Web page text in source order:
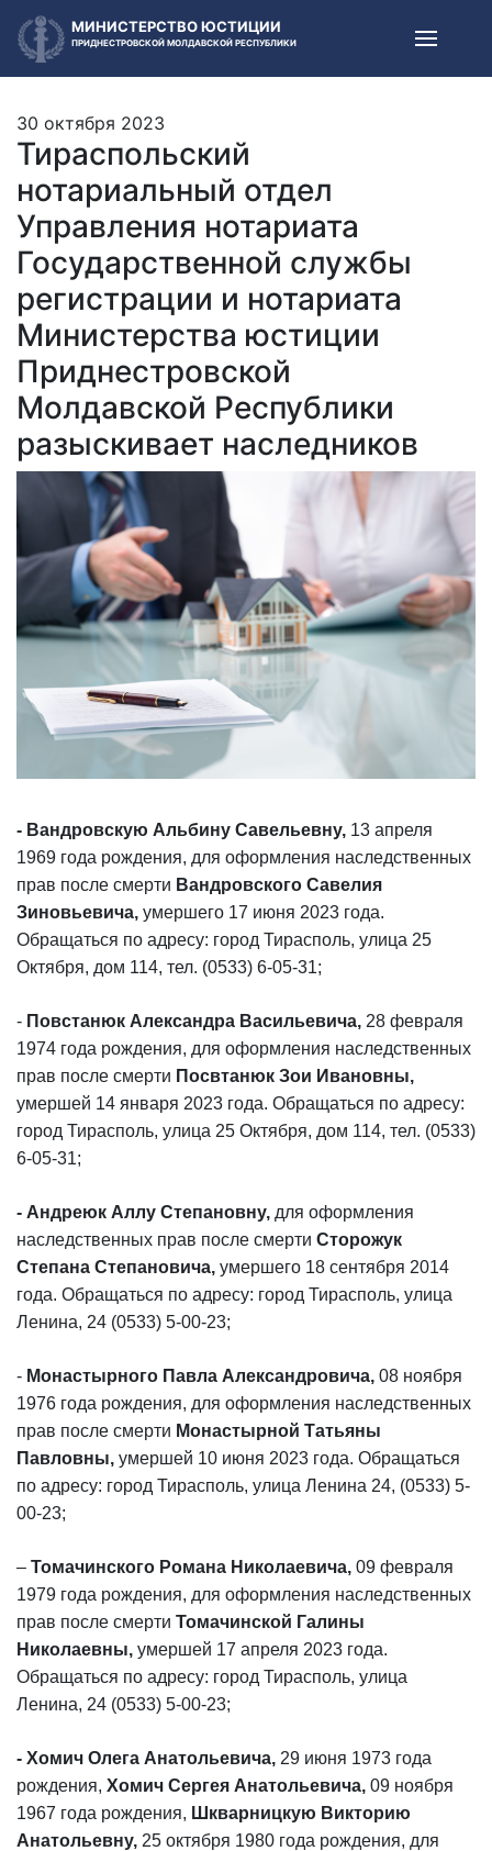
МИНИСТЕРСТВО ЮСТИЦИИ
ПРИДНЕСТРОВСКОЙ МОЛДАВСКОЙ РЕСПУБЛИКИ
30 октября 2023
Тираспольский
нотариальный отдел
Управления нотариата
Государственной службы
регистрации и нотариата
Министерства юстиции
Приднестровской
Молдавской Республики
разыскивает наследников
- Вандровскую Альбину Савельевну, 13 апреля
1969 года рождения, для оформления наследственных
прав после смерти Вандровского Савелия
Зиновьевича, умершего 17 июня 2023 года.
Обращаться по адресу: город Тирасполь, улица 25
Октября, дом 114, тел. (0533) 6-05-31;
- Повстанюк Александра Васильевича, 28 февраля
1974 года рождения, для оформления наследственных
прав после смерти Посвтанюк Зои Ивановны,
умершей 14 января 2023 года. Обращаться по адресу:
город Тирасполь, улица 25 Октября, дом 114, тел. (0533)
6-05-31;
- Андреюк Аллу Степановну, для оформления
наследственных прав после смерти Сторожук
Степана Степановича, умершего 18 сентября 2014
года. Обращаться по адресу: город Тирасполь, улица
Ленина, 24 (0533) 5-00-23;
- Монастырного Павла Александровича, 08 ноября
1976 года рождения, для оформления наследственных
прав после смерти Монастырной Татьяны
Павловны, умершей 10 июня 2023 года. Обращаться
по адресу: город Тирасполь, улица Ленина 24, (0533) 5-
00-23;
– Томачинского Романа Николаевича, 09 февраля
1979 года рождения, для оформления наследственных
прав после смерти Томачинской Галины
Николаевны, умершей 17 апреля 2023 года.
Обращаться по адресу: город Тирасполь, улица
Ленина, 24 (0533) 5-00-23;
- Хомич Олега Анатольевича, 29 июня 1973 года
рождения, Хомич Сергея Анатольевича, 09 ноября
1967 года рождения, Шкварницкую Викторию
Анатольевну, 25 октября 1980 года рождения, для